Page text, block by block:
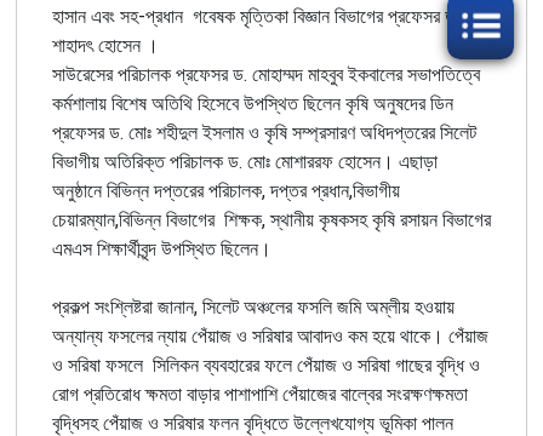
হাসান এবং সহ-প্রধান গবেষক মৃত্তিকা বিজ্ঞান বিভাগের প্রফেসর ড .মো:
শাহাদৎ হোসেন ।
সাউরেসের পরিচালক প্রফেসর ড. মোহাম্মদ মাহবুব ইকবালের সভাপতিত্বে
কর্মশালায় বিশেষ অতিথি হিসেবে উপস্থিত ছিলেন কৃষি অনুষদের ডিন
প্রফেসর ড. মোঃ শহীদুল ইসলাম ও কৃষি সম্প্রসারণ অধিদপ্তরের সিলেট
বিভাগীয় অতিরিক্ত পরিচালক ড. মোঃ মোশাররফ হোসেন। এছাড়া
অনুষ্ঠানে বিভিন্ন দপ্তরের পরিচালক,দপ্তর প্রধান,বিভাগীয়
চেয়ারম্যান,বিভিন্ন বিভাগের শিক্ষক,স্থানীয় কৃষকসহ কৃষি রসায়ন বিভাগের
এমএস শিক্ষার্থীবৃন্দ উপস্থিত ছিলেন।
প্রকল্প সংশ্লিষ্টরা জানান, সিলেট অঞ্চলের ফসলি জমি অম্লীয় হওয়ায়
অন্যান্য ফসলের ন্যায় পেঁয়াজ ও সরিষার আবাদও কম হয়ে থাকে। পেঁয়াজ
ও সরিষা ফসলে সিলিকন ব্যবহারের ফলে পেঁয়াজ ও সরিষা গাছের বৃদ্ধি ও
রোগ প্রতিরোধ ক্ষমতা বাড়ার পাশাপাশি পেঁয়াজের বাল্বের সংরক্ষণক্ষমতা
বৃদ্ধিসহ পেঁয়াজ ও সরিষার ফলন বৃদ্ধিতে উল্লেখযোগ্য ভূমিকা পালন